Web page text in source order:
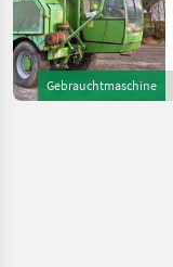
Gebrauchtmaschine